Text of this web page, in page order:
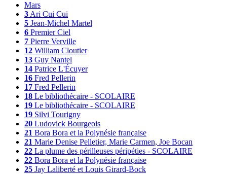
Mars
3 Ari Cui Cui
5 Jean-Michel Martel
6 Premier Ciel
7 Pierre Verville
12 William Cloutier
13 Guy Nantel
14 Patrice L'Écuyer
16 Fred Pellerin
17 Fred Pellerin
18 Le bibliothécaire - SCOLAIRE
19 Le bibliothécaire - SCOLAIRE
19 Silvi Tourigny
20 Ludovick Bourgeois
21 Bora Bora et la Polynésie française
21 Marie Denise Pelletier, Marie Carmen, Joe Bocan
22 La plume des périlleuses péripéties - SCOLAIRE
22 Bora Bora et la Polynésie française
25 Jay Laliberté et Louis Girard-Bock